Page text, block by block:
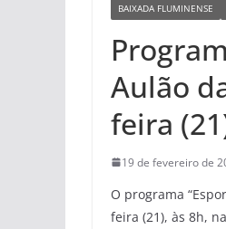
BAIXADA FLUMINENSE
Aulão
feira
19 de fevereiro de
O programa
feira (21), às 8h,